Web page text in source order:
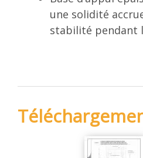
une solidité
stabilité pendant